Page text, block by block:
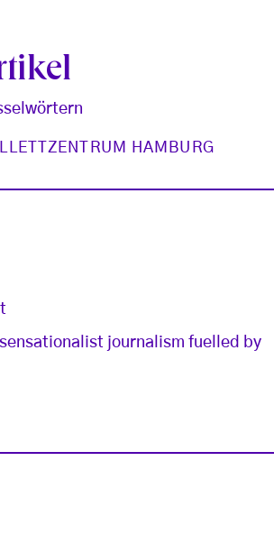
HAMBURG
journalism fuelled by